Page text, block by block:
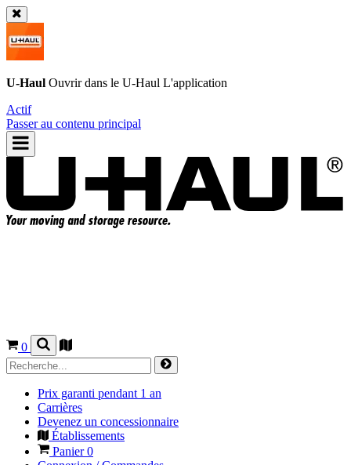
U-Haul Ouvrir dans le U-Haul L'application
Actif
Passer au contenu principal
0
Prix garanti pendant 1 an
Carrières
Devenez un concessionnaire
Établissements
Panier0